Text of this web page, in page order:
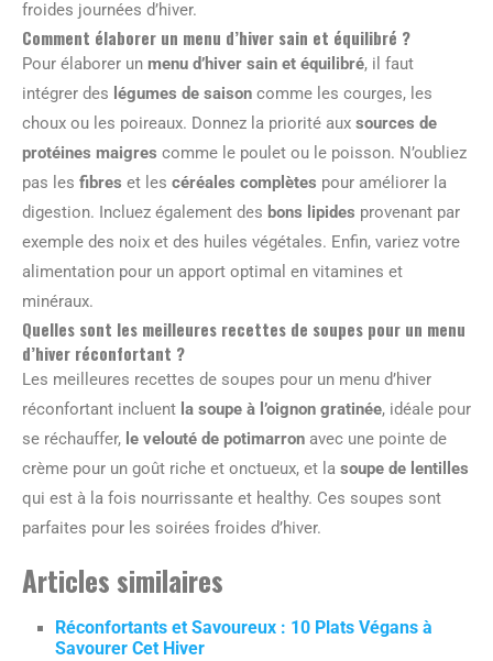
froides journées d’hiver.
Comment élaborer un menu d’hiver sain et équilibré ?
Pour élaborer un menu d’hiver sain et équilibré, il faut
intégrer des légumes de saison comme les courges, les
choux ou les poireaux. Donnez la priorité aux sources de
protéines maigres comme le poulet ou le poisson. N’oubliez
pas les fibres et les céréales complètes pour améliorer la
digestion. Incluez également des bons lipides provenant par
exemple des noix et des huiles végétales. Enfin, variez votre
alimentation pour un apport optimal en vitamines et
minéraux.
Quelles sont les meilleures recettes de soupes pour un menu
d’hiver réconfortant ?
Les meilleures recettes de soupes pour un menu d’hiver
réconfortant incluent la soupe à l’oignon gratinée, idéale pour
se réchauffer, le velouté de potimarron avec une pointe de
crème pour un goût riche et onctueux, et la soupe de lentilles
qui est à la fois nourrissante et healthy. Ces soupes sont
parfaites pour les soirées froides d’hiver.
Articles similaires
Réconfortants et Savoureux : 10 Plats Végans à
Savourer Cet Hiver